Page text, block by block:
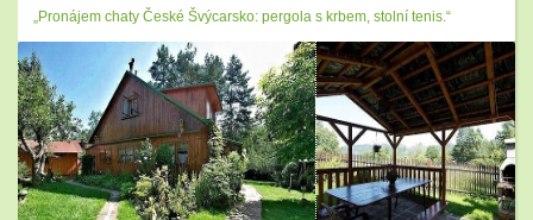
„Pronájem chaty České Švýcarsko: pergola s krbem, stolní tenis.“